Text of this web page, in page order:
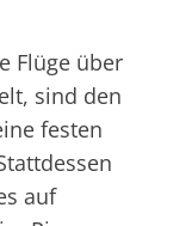
Flüge über
sind den
festen
auf